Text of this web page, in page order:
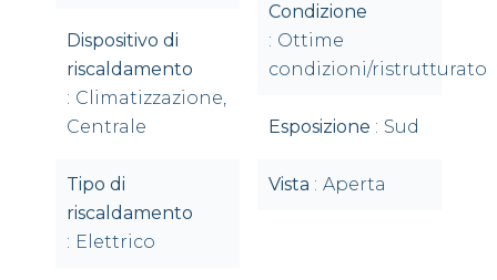
Dispositivo di
riscaldamento
Climatizzazione,
Centrale
Tipo di
riscaldamento
Elettrico
Condizione
Ottime
condizioni/ristrutturato
Esposizione Sud
Vista Aperta